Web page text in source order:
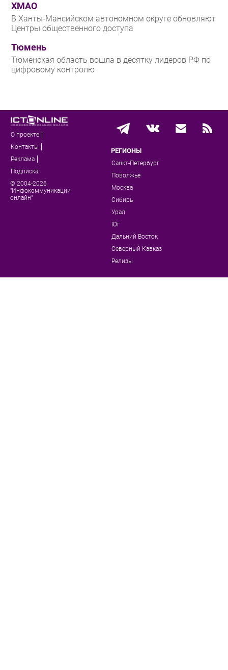
ХМАО
В Ханты-Мансийском автономном округе обновляют
Центры общественного доступа
Тюмень
Тюменская область вошла в десятку лидеров РФ по
цифровому контролю
О проекте
Контакты
Реклама
Подписка
© 2004-2026
"Инфокоммуникации
онлайн"
РЕГИОНЫ
Санкт-Петербург
Поволжье
Москва
Сибирь
Урал
Юг
Дальний Восток
Северный Кавказ
Релизы